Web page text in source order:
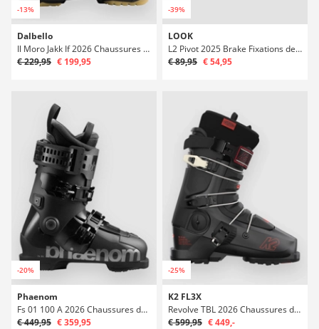
-13%
Dalbello
Il Moro Jakk If 2026 Chaussures de ski
€ 229,95 € 199,95
-39%
LOOK
L2 Pivot 2025 Brake Fixations de ski
€ 89,95 € 54,95
-20%
Phaenom
Fs 01 100 A 2026 Chaussures de ski
€ 449,95 € 359,95
-25%
K2 FL3X
Revolve TBL 2026 Chaussures de ski
€ 599,95 € 449,-